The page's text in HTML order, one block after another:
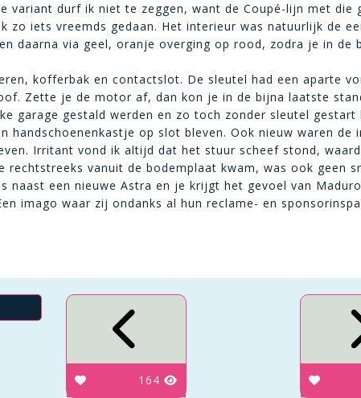
variant durf ik niet te zeggen, want de Coupé-lijn met die
iets vreemds gedaan. Het interieur was natuurlijk de
daarna via geel, oranje overging op rood, zodra je in de
kofferbak en contactslot. De sleutel had een aparte
Zette je de motor af, dan kon je in de bijna laatste
garage gestald werden en zo toch zonder sleutel gestart
op slot bleven. Ook nieuw waren de
Irritant vond ik altijd dat het stuur scheef stond,
vanuit de bodemplaat kwam, was ook geen
een nieuwe Astra en je krijgt het gevoel van
imago waar zij ondanks al hun reclame- en
164